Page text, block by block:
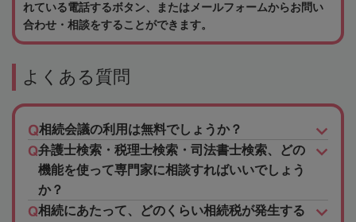
れている電話するボタン、またはメールフォームからお問い
合わせ・相談をすることができます。
よくある質問
相続会議の利用は無料でしょうか？
弁護士検索・税理士検索・司法書士検索、どの
機能を使って専門家に相談すればいいでしょう
か？
相続にあたって、どのくらい相続税が発生する